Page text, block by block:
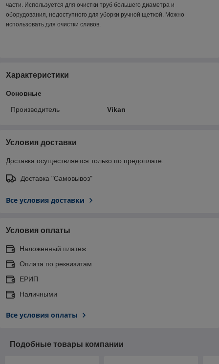
части. Используется для очистки труб большего диаметра и
оборудования, недоступного для уборки ручной щеткой. Можно
использовать для очистки сливов.
Характеристики
Основные
Производитель Vikan
Условия доставки
Доставка осуществляется только по предоплате.
Доставка "Самовывоз"
Все условия доставки
Условия оплаты
Наложенный платеж
Оплата по реквизитам
ЕРИП
Наличными
Все условия оплаты
Подобные товары компании